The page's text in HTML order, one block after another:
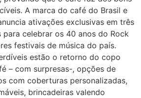
A marca do café do Brasil e
ativações exclusivas em três
para celebrar os 40 anos do Rock
festivais de música do país.
estão o retorno do copo
– com surpresas-, opções de
com coberturas personalizadas,
brincadeiras valendo